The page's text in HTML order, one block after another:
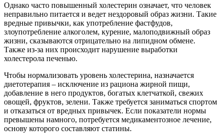
Однако часто повышенный холестерин означает, что человек
неправильно питается и ведет нездоровый образ жизни. Такие
вредные привычки, как употребление фастфудов,
злоупотребление алкоголем, курение, малоподвижный образ
жизни, сказываются отрицательно на липидном обмене.
Также из-за них происходит нарушение выработки
холестерола печенью.
Чтобы нормализовать уровень холестерина, назначается
диетотерапия – исключение из рациона жирной пищи,
добавление в него продуктов, богатых клетчаткой, свежих
овощей, фруктов, зелени. Также требуется заниматься спортом
и отказаться от вредных привычек. Если показатели нормы
превышены намного, потребуется медикаментозное лечение,
основу которого составляют статины.